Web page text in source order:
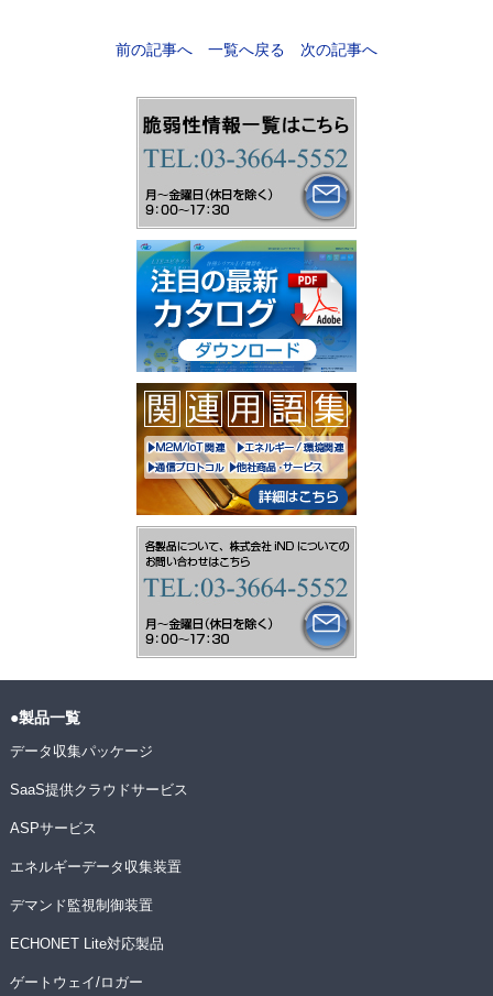
前の記事へ 一覧へ戻る 次の記事へ
●製品一覧
データ収集パッケージ
SaaS提供クラウドサービス
ASPサービス
エネルギーデータ収集装置
デマンド監視制御装置
ECHONET Lite対応製品
ゲートウェイ/ロガー